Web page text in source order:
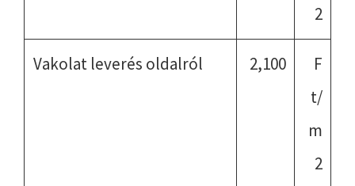
2
Vakolat leverés oldalról 2,100
F
t/
m
2